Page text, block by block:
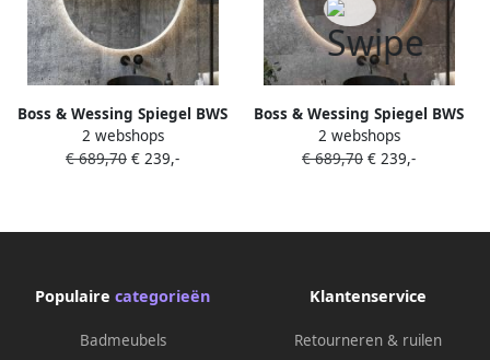
Boss & Wessing Spiegel BWS
Star Rond met LED Mat Wit
(alle maten)
2 webshops
€ 689,70 € 239,-
Boss & Wessing Spiegel BWS
Star Rond met LED Koper
Rose (alle maten)
2 webshops
€ 689,70 € 239,-
Populaire categorieën
Badmeubels
Klantenservice
Retourneren & ruilen